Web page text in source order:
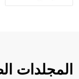
المجلدات